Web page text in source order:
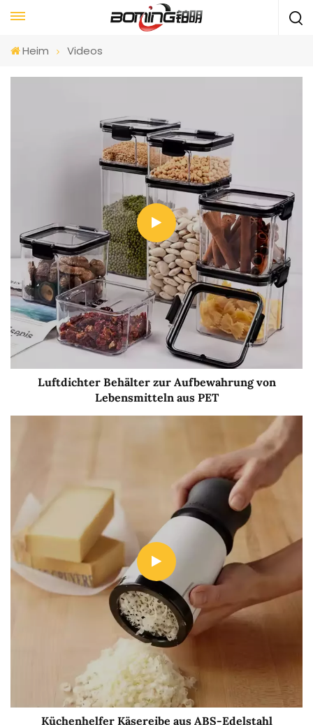
Heim Videos
Luftdichter Behälter zur Aufbewahrung von
Lebensmitteln aus PET
Küchenhelfer Käsereibe aus ABS-Edelstahl